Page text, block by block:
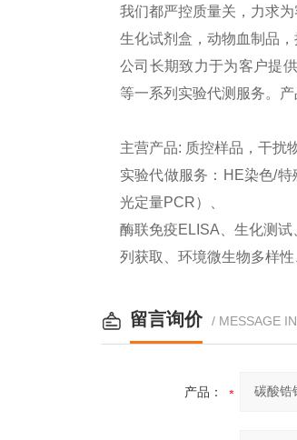
我们都严控质量关，力求
生化试剂盒，动物血制品
公司长期致力于为客户提
等一系列实验代测服务。
主营产品: 质控样品，干扰
实验代做服务：HE染色/
光定量PCR）、
酶联免疫ELISA、生化测
列获取、环境微生物多样
留言询价 / MESSAGE
产品：